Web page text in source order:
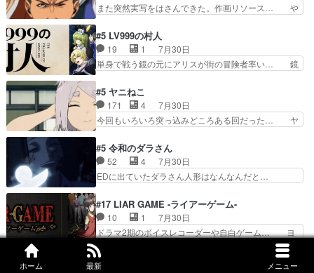
ホーム 最新 メニュー
で祓えることは何とな…
「想い」をこめよう｣娘に漫画であ… 何回この作
てコミティアっていいなあ。同… コミティア参加
のしおりを徹夜で作る先生(… お母さん、娘にあ
んな漫画描かれたら泣いち…
また突然実写をはさんできた。作画リソース… や
歳まで童貞だと魔法使いになれるという… こっち
の諏訪の三大将もまたクセが強いw色… 頼重が完
全にブレーンだよね毎回敵キャラが… 弧次郎「欲
を我慢して強くなれるなら大飯食… 変化球な演出
ていただきました！最終的に… この高らかなDT
宣言、合田一人に通じるも… この作品は近年稀に
見るおっさんキャラの充…
#5 LV999の村人
19 1
7月30日
単身で戦う鏡の元にアリスが街の冒険者率い… 鏡
なががんばってくれたアリスの父ちゃん… 成長限
界が999である村人と定めた上位存… 大規模バト
ルシーンなのに会話してばっかり… やっぱり勇者
より強かったか笑統率力LV9… 普通の人間の親子
組みか‥Lv200帯の… そのために役割を超越する
者の出現させるた… アリスのお陰で他の勇者達も
共闘してくれ魔…
#5 ヤニねこ
171 4
7月30日
今回もいろいろ突っ込みどころある回だった… ヤ
ちゃんの恋愛話をしたり、タバコを生産… ここう
っすら思ったことズバリ言ってくれて… おかし
い、さわやかだ 世話好きの陰に支配… ヤクねこ
のクワガタ取りの話見て切なくなっ… 普段は選別
れww唐突な作画力の正… なんか今日はかなり一
瞬で終わっちまったっ… 先週と比べてまだまとも
に見えた。4話は過…
#5 令和のダラさん
52 4
7月30日
EDに出ていたダラさん人形はなんなんだと…
惨な過去がきっちり現代に継承されている… ダラ
さんと姉弟の母との出会いの話やはりダ… ダラさ
んの過去話も佳境…げに恐ろしいは人… 第５話感
想：２人の過剰な貢ぎ物?の礼とし… 第５話感
想：姉のお誕生会にダラさんを招待… 部分的に時
系列が4話と入れ替わってるのね… こんなデカイ
#17 LIAR GAME -ライアーゲーム-
10 1
7月30日
ドラマ2期のボイスレコーダーや自白ゲーム… ヨ
コヤは人間の弱い所をつくのが抜群に上手… 昼の
国の奴らも馬鹿が多いが、夜の国も同じ… ご視聴
ありがとうございました来週もよろし… 握った◯
#4 対ありでした。～お嬢さまは格闘ゲームなんてし